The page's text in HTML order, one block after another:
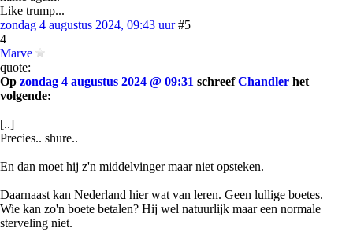
Like trump...
zondag 4 augustus 2024, 09:43 uur #5
4
Marve
quote:
Op zondag 4 augustus 2024 @ 09:31 schreefChandler het
volgende:
[..]
Precies.. shure..
En dan moet hij z'n middelvinger maar niet opsteken.
Daarnaast kan Nederland hier wat van leren. Geen lullige boetes.
Wie kan zo'n boete betalen? Hij wel natuurlijk maar een normale
sterveling niet.